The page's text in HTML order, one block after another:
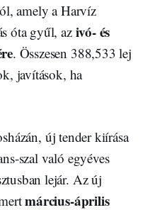
amely a Harvíz
óta gyűl, az ivó- és
. Összesen 388,533 lej
javítások, ha
új tender kiírása
szal való egyéves
lejár. Az új
március-április